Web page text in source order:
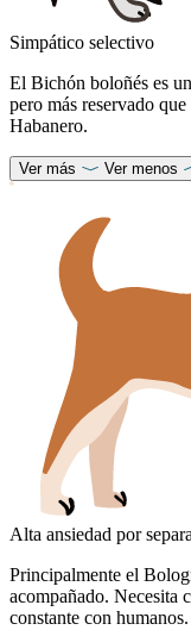
Simpático selectivo
El Bichón boloñés es
pero más reservado que
Habanero.
Ver más Ver menos
Alta ansiedad por
Principalmente el
acompañado. Necesita
constante con humanos.